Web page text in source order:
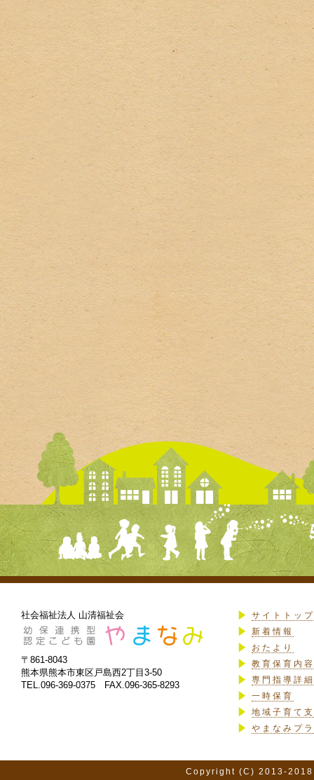
社会福祉法人 山清福祉会
〒861-8043
熊本県熊本市東区戸島西2丁目3-50
TEL.096-369-0375 FAX.096-365-8293
サイトトップ
新着情報
おたより
教育保育内
専門指導詳細
一時保育
地域子育て
やまなみプ
Copyright (C) 2013-